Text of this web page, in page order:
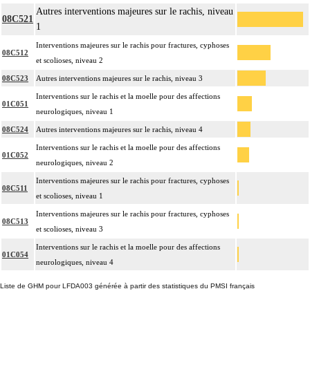
08C521
Autres interventions majeures sur le rachis, niveau
1
08C512
Interventions majeures sur le rachis pour fractures, cyphoses
et scolioses, niveau 2
08C523 Autres interventions majeures sur le rachis, niveau 3
01C051
Interventions sur le rachis et la moelle pour des affections
neurologiques, niveau 1
08C524 Autres interventions majeures sur le rachis, niveau 4
01C052
Interventions sur le rachis et la moelle pour des affections
neurologiques, niveau 2
08C511
Interventions majeures sur le rachis pour fractures, cyphoses
et scolioses, niveau 1
08C513
Interventions majeures sur le rachis pour fractures, cyphoses
et scolioses, niveau 3
01C054
Interventions sur le rachis et la moelle pour des affections
neurologiques, niveau 4
Liste de GHM pour LFDA003 générée à partir des statistiques du PMSI français